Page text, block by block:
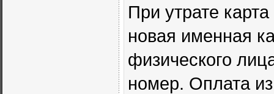
При утрате
новая именная
физического
номер. Оплата